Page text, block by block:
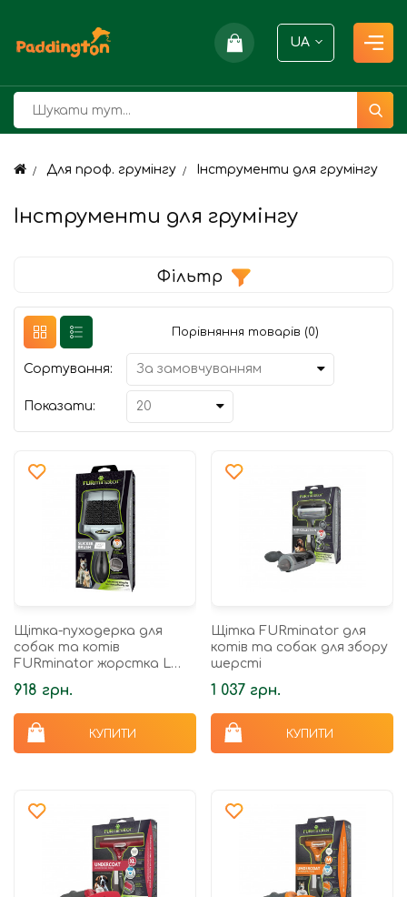
UA
Для проф. грумінгу Інструменти для грумінгу
Інструменти для грумінгу
Фільтр
Порівняння товарів (0)
Сортування:
Показати:
Щітка-пуходерка для
собак та котів
FURminator жорстка L
20,5 х 9,5 х 1,5 см
918 грн.
КУПИТИ
Щітка FURminator для
котів та собак для збору
шерсті
1 037 грн.
КУПИТИ